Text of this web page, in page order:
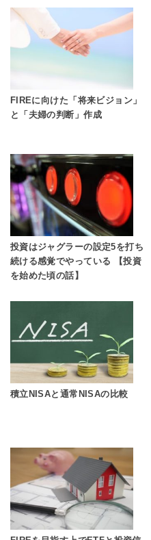
FIREに向けた「将来ビジョン」
と「夫婦の判断」作成
投資はジャグラーの設定5を打ち
続ける感覚でやっている 【投資
を始めた頃の話】
積立NISAと通常NISAの比較